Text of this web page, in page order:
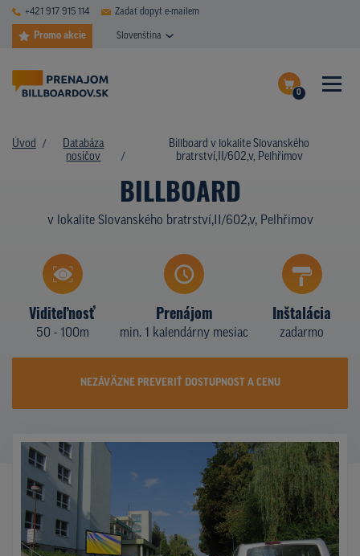
+421 917 915 114 Zadať dopyt e-mailem
Promo akcie Slovenština
0
Dokončiť dopyt
DATABÁZA NOSIČOV
PLOCHY V AKCII
CENY
TYPY NOSIČOV
KTO SME
KONTAKTY
Úvod
Databáza
nosičov
Billboard v lokalite Slovanského
bratrství,II/602,v, Pelhřimov
BILLBOARD
v lokalite Slovanského bratrství,II/602,v, Pelhřimov
Viditeľnosť
50 - 100m
Prenájom
min. 1 kalendárny mesiac
Inštalácia
zadarmo
NEZÁVÄZNE PREVERIŤ DOSTUPNOST A CENU